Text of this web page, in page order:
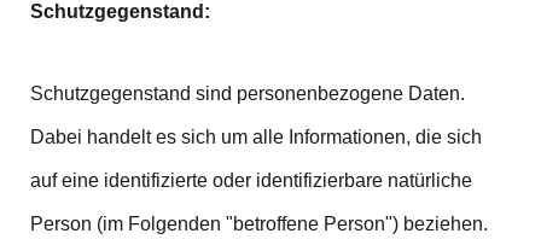
Schutzgegenstand:
Schutzgegenstand sind personenbezogene Daten.
Dabei handelt es sich um alle Informationen, die sich
auf eine identifizierte oder identifizierbare natürliche
Person (im Folgenden "betroffene Person") beziehen.